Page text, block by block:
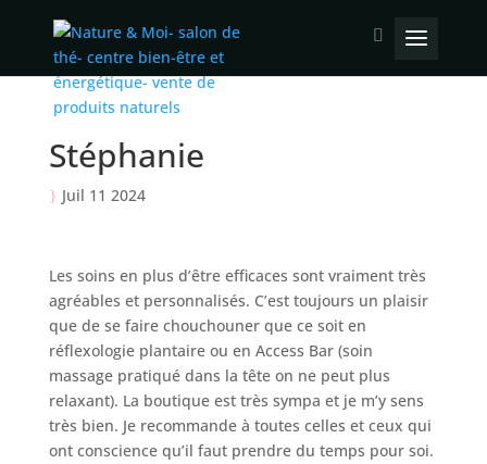
Stéphanie
Juil 11 2024
Les soins en plus d’être efficaces sont vraiment très
agréables et personnalisés. C’est toujours un plaisir
que de se faire chouchouner que ce soit en
réflexologie plantaire ou en Access Bar (soin
massage pratiqué dans la tête on ne peut plus
relaxant). La boutique est très sympa et je m’y sens
très bien. Je recommande à toutes celles et ceux qui
ont conscience qu’il faut prendre du temps pour soi.